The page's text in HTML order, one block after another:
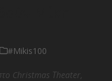
#Μikis100
Christmas Τheater,